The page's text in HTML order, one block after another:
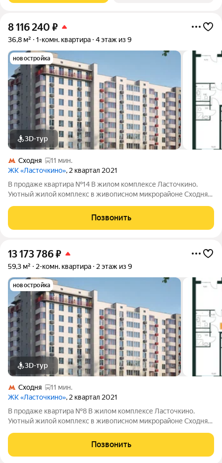
8 116 240 ₽
36,8 м² 1-комн. квартира 4 этаж из 9
новостройка
3D-тур
Сходня
11 мин.
ЖК «Ласточкино», 2 квартал 2021
В продаже квартира №14 В жилом комплексе Ласточкино.
Уютный жилой комплекс в живописном микрорайоне Сходня
Проект сочетает в себе гармонию природы и современные
городские удобства, создавая идеальное
Позвонить
13 173 786₽
59,3 м² 2-комн. квартира 2 этаж из 9
новостройка
3D-тур
Сходня
11 мин.
ЖК «Ласточкино», 2 квартал 2021
В продаже квартира №8 В жилом комплексе Ласточкино.
Уютный жилой комплекс в живописном микрорайоне Сходня
Проект сочетает в себе гармонию природы и современные
городские удобства, создавая идеальное
Позвонить